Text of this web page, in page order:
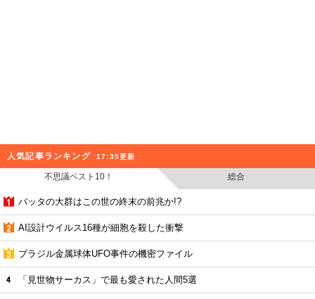
人気記事ランキング 17:35更新
不思議ベスト10！ 総合
バッタの大群はこの世の終末の前兆か!?
AI設計ウイルス16種が細胞を殺した衝撃
ブラジル金属球体UFO事件の機密ファイル
「見世物サーカス」で最も愛された人間5選